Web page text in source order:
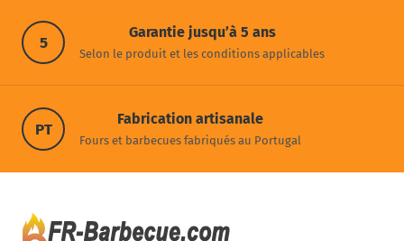
5
Garantie jusqu’à 5 ans
Selon le produit et les conditions applicables
PT
Fabrication artisanale
Fours et barbecues fabriqués au Portugal